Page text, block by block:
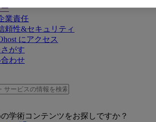
業責任
頼性&セキュリティ
にアクセス
がす
わせ
学術コンテンツをお探しですか？